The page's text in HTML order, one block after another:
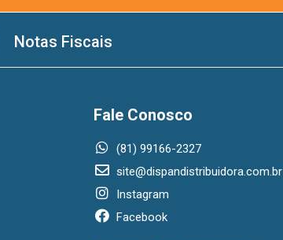
Notas Fiscais
Fale Conosco
(81) 99166-2327
site@dispandistribuidora.com.br
Instagram
Facebook